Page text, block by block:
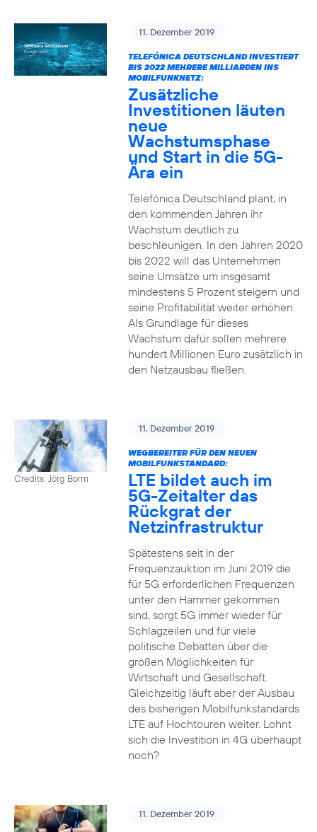
11. Dezember 2019
TELEFÓNICA DEUTSCHLAND INVESTIERT
BIS 2022 MEHRERE MILLIARDEN INS
MOBILFUNKNETZ:
Zusätzliche
Investitionen läuten
neue
Wachstumsphase
und Start in die 5G-
Ära ein
Telefónica Deutschland plant, in
den kommenden Jahren ihr
Wachstum deutlich zu
beschleunigen. In den Jahren 2020
bis 2022 will das Unternehmen
seine Umsätze um insgesamt
mindestens 5 Prozent steigern und
seine Profitabilität weiter erhöhen.
Als Grundlage für dieses
Wachstum dafür sollen mehrere
hundert Millionen Euro zusätzlich in
den Netzausbau fließen.
Credits: Jörg Borm
11. Dezember 2019
WEGBEREITER FÜR DEN NEUEN
MOBILFUNKSTANDARD:
LTE bildet auch im
5G-Zeitalter das
Rückgrat der
Netzinfrastruktur
Spätestens seit in der
Frequenzauktion im Juni 2019 die
für 5G erforderlichen Frequenzen
unter den Hammer gekommen
sind, sorgt 5G immer wieder für
Schlagzeilen und für viele
politische Debatten über die
großen Möglichkeiten für
Wirtschaft und Gesellschaft.
Gleichzeitig läuft aber der Ausbau
des bisherigen Mobilfunkstandards
LTE auf Hochtouren weiter. Lohnt
sich die Investition in 4G überhaupt
noch?
11. Dezember 2019